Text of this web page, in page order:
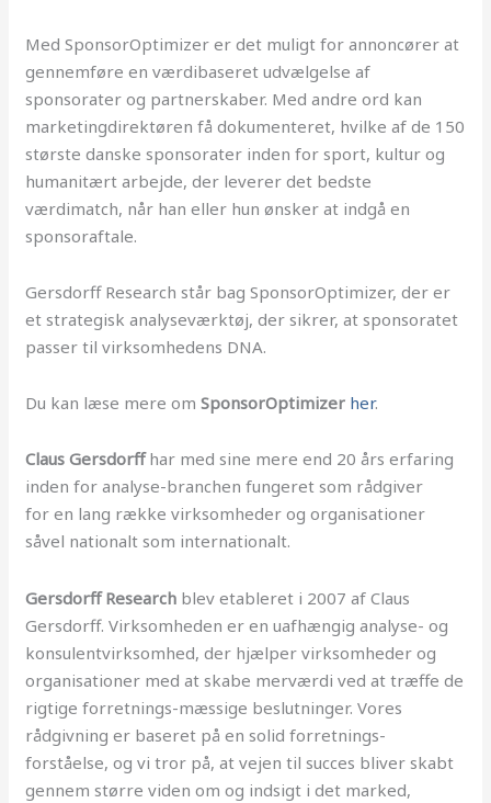
Med SponsorOptimizer er det muligt for annoncører at
gennemføre en værdibaseret udvælgelse af
sponsorater og partnerskaber. Med andre ord kan
marketingdirektøren få dokumenteret, hvilke af de 150
største danske sponsorater inden for sport, kultur og
humanitært arbejde, der leverer det bedste
værdimatch, når han eller hun ønsker at indgå en
sponsoraftale.
Gersdorff Research står bag SponsorOptimizer, der er
et strategisk analyseværktøj, der sikrer, at sponsoratet
passer til virksomhedens DNA.
Du kan læse mere omSponsorOptimizer her.
Claus Gersdorffhar med sine mere end 20 års erfaring
inden for analyse-branchen fungeret som rådgiver
for en lang række virksomheder og organisationer
såvel nationalt som internationalt.
Gersdorff Research blev etableret i 2007 af Claus
Gersdorff. Virksomheden er en uafhængig analyse- og
konsulentvirksomhed, der hjælper virksomheder og
organisationer med at skabe merværdi ved at træffe de
rigtige forretnings-mæssige beslutninger. Vores
rådgivning er baseret på en solid forretnings-
forståelse, og vi tror på, at vejen til succes bliver skabt
gennem større viden om og indsigt i det marked,